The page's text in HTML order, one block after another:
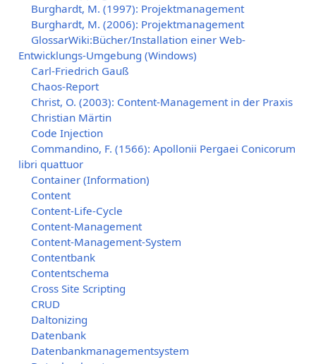
Burghardt, M. (1997): Projektmanagement
Burghardt, M. (2006): Projektmanagement
GlossarWiki:Bücher/Installation einer Web-
Entwicklungs-Umgebung (Windows)
Carl-Friedrich Gauß
Chaos-Report
Christ, O. (2003): Content-Management in der Praxis
Christian Märtin
Code Injection
Commandino, F. (1566): Apollonii Pergaei Conicorum
libri quattuor
Container (Information)
Content
Content-Life-Cycle
Content-Management
Content-Management-System
Contentbank
Contentschema
Cross Site Scripting
CRUD
Daltonizing
Datenbank
Datenbankmanagementsystem